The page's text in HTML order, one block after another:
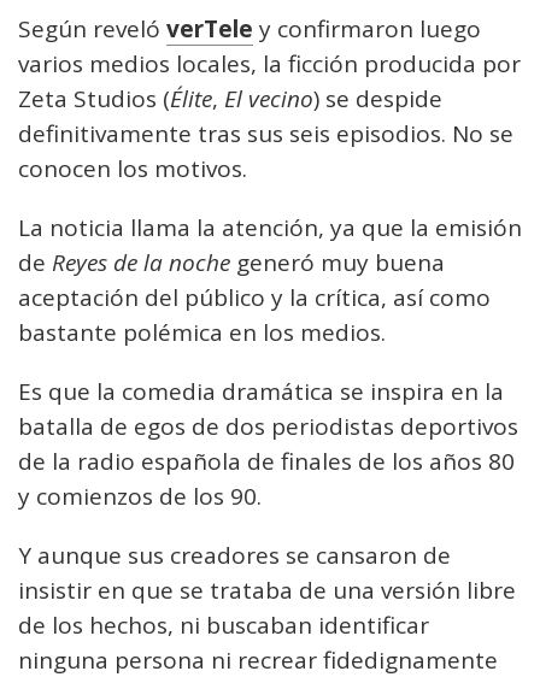
Según reveló verTele y confirmaron luego
varios medios locales, la ficción producida por
Zeta Studios (Élite, El vecino) se despide
definitivamente tras sus seis episodios. No se
conocen los motivos.
La noticia llama la atención, ya que la emisión
de Reyes de la noche generó muy buena
aceptación del público y la crítica, así como
bastante polémica en los medios.
Es que la comedia dramática se inspira en la
batalla de egos de dos periodistas deportivos
de la radio española de finales de los años 80
y comienzos de los 90.
Y aunque sus creadores se cansaron de
insistir en que se trataba de una versión libre
de los hechos, ni buscaban identificar
ninguna persona ni recrear fidedignamente